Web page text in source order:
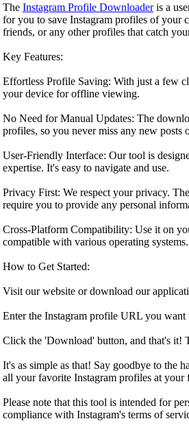
The Instagram Profile Downloaderis a
for you to save Instagram profiles of your
friends, or any other profiles that catch
Key Features:
Effortless Profile Saving: With just a few
your device for offline viewing.
No Need for Manual Updates: The
profiles, so you never miss any new posts
User-Friendly Interface: Our tool is
expertise. It's easy to navigate and use.
Privacy First: We respect your privacy.
require you to provide any personal
Cross-Platform Compatibility: Use it on
compatible with various operating systems.
How to Get Started:
Visit our website or download our
Enter the Instagram profile URL you want
Click the 'Download' button, and that's it!
It's as simple as that! Say goodbye to the
all your favorite Instagram profiles at your
Please note that this tool is intended for
compliance with Instagram's terms of